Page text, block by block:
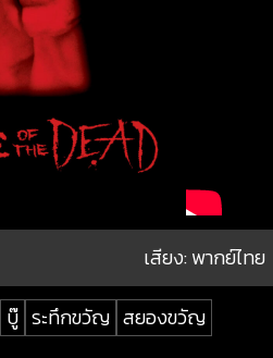
เสียง: พากย์ไทย
บู๊ ระทึกขวัญ สยองขวัญ